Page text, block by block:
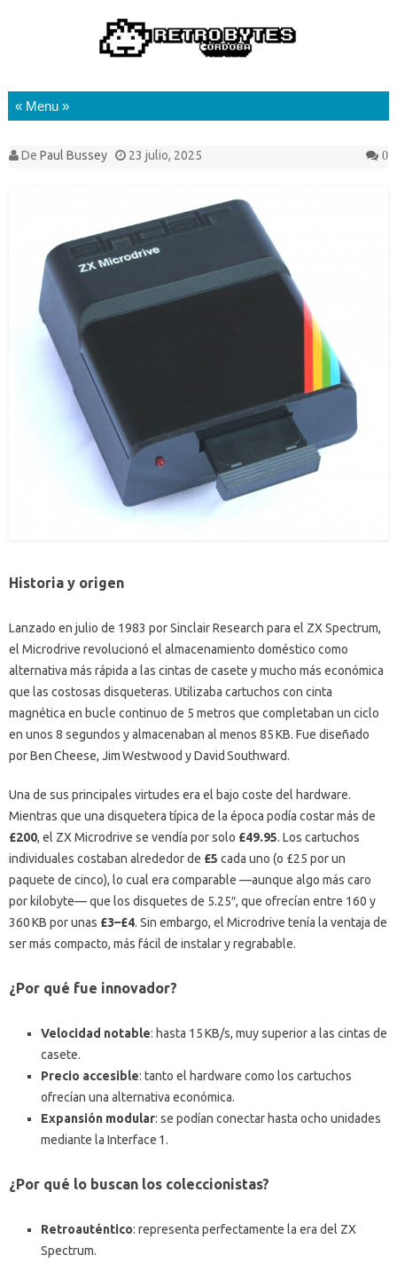
Saltar al contenido
De Paul Bussey 23 julio, 2025 0
Historia y origen
Lanzado en julio de 1983 por Sinclair Research para el ZX Spectrum,
el Microdrive revolucionó el almacenamiento doméstico como
alternativa más rápida a las cintas de casete y mucho más económica
que las costosas disqueteras. Utilizaba cartuchos con cinta
magnética en bucle continuo de 5 metros que completaban un ciclo
en unos 8 segundos y almacenaban al menos 85 KB. Fue diseñado
por Ben Cheese, Jim Westwood y David Southward.
Una de sus principales virtudes era el bajo coste del hardware.
Mientras que una disquetera típica de la época podía costar más de
£200, el ZX Microdrive se vendía por solo £49.95. Los cartuchos
individuales costaban alrededor de £5 cada uno (o £25 por un
paquete de cinco), lo cual era comparable —aunque algo más caro
por kilobyte— que los disquetes de 5.25″, que ofrecían entre 160 y
360 KB por unas £3–£4. Sin embargo, el Microdrive tenía la ventaja de
ser más compacto, más fácil de instalar y regrabable.
¿Por qué fue innovador?
Velocidad notable: hasta 15 KB/s, muy superior a las cintas de
casete.
Precio accesible: tanto el hardware como los cartuchos
ofrecían una alternativa económica.
Expansión modular: se podían conectar hasta ocho unidades
mediante la Interface 1.
¿Por qué lo buscan los coleccionistas?
Retroauténtico: representa perfectamente la era del ZX
Spectrum.